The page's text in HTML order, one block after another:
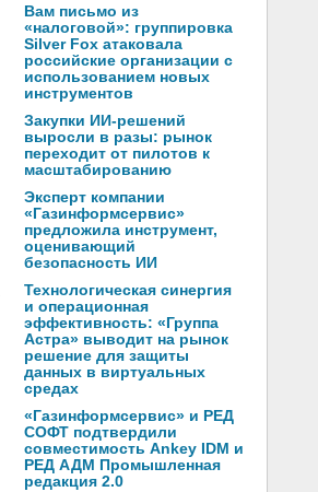
Вам письмо из
«налоговой»: группировка
Silver Fox атаковала
российские организации с
использованием новых
инструментов
Закупки ИИ-решений
выросли в разы: рынок
переходит от пилотов к
масштабированию
Эксперт компании
«Газинформсервис»
предложила инструмент,
оценивающий
безопасность ИИ
Технологическая синергия
и операционная
эффективность: «Группа
Астра» выводит на рынок
решение для защиты
данных в виртуальных
средах
«Газинформсервис» и РЕД
СОФТ подтвердили
совместимость Ankey IDM и
РЕД АДМ Промышленная
редакция 2.0